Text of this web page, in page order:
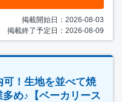
掲載開始日：2026-08-03
掲載終了予定日：2026-08-09
可！生地を並べて焼
め♪【ベーカリース